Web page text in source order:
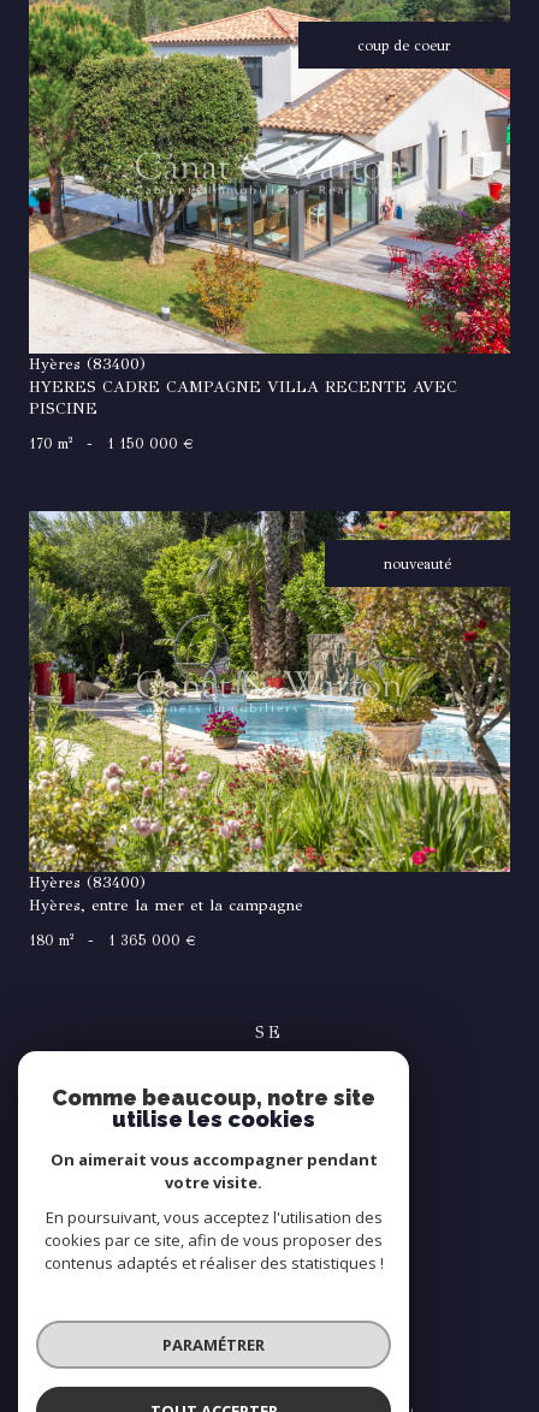
coup de coeur
VOIR LE BIEN
Hyères (83400)
HYERES CADRE CAMPAGNE VILLA RECENTE AVEC
PISCINE
170 m² - 1 150 000 €
nouveauté
VOIR LE BIEN
Hyères (83400)
Hyères, entre la mer et la campagne
180 m² - 1 365 000 €
SE
connecter
espace propriétaire
NOUS
suivre
Comme beaucoup, notre site
utilise les cookies
On aimerait vous accompagner pendant
votre visite.
En poursuivant, vous acceptez l'utilisation des
cookies par ce site, afin de vous proposer des
contenus adaptés et réaliser des statistiques !
PARAMÉTRER